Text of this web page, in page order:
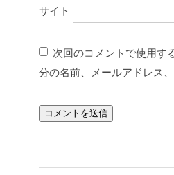
サイト
次回のコメントで使用す
分の名前、メールアドレス